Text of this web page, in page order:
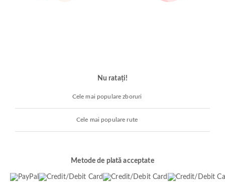
Nu ratați!
Cele mai populare zboruri
Cele mai populare rute
Metode de plată acceptate